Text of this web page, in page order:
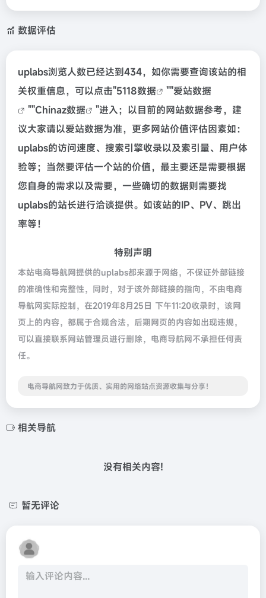
数据评估
uplabs浏览人数已经达到434，如你需要查询该站的相
关权重信息，可以点击"5118数据 ""爱站数据
""Chinaz数据
"进入；以目前的网站数据参考，建
议大家请以爱站数据为准，更多网站价值评估因素如：
uplabs的访问速度、搜索引擎收录以及索引量、用户体
验等；当然要评估一个站的价值，最主要还是需要根据
您自身的需求以及需要，一些确切的数据则需要找
uplabs的站长进行洽谈提供。如该站的IP、PV、跳出
率等！
特别声明
本站电商导航网提供的uplabs都来源于网络，不保证外部链接
的准确性和完整性，同时，对于该外部链接的指向，不由电商
导航网实际控制，在2019年8月25日 下午11:20收录时，该网
页上的内容，都属于合规合法，后期网页的内容如出现违规，
可以直接联系网站管理员进行删除，电商导航网不承担任何责
任。
电商导航网致力于优质、实用的网络站点资源收集与分享！
相关导航
没有相关内容!
暂无评论